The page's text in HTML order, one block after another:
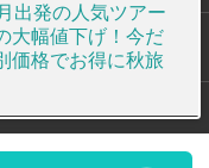
画面共有サポート
rights reserved.
出発の人気ツアー
大幅値下げ！今だ
価格でお得に秋旅